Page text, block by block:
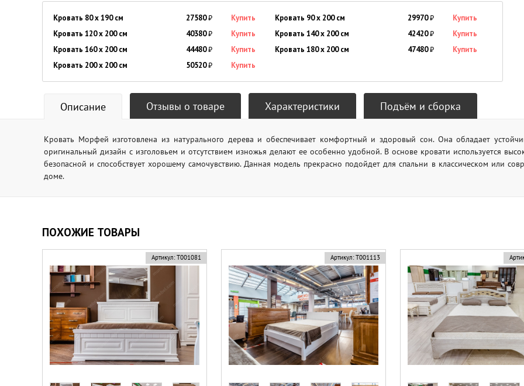
Кровать 80 x 190 см 27580₽ Купить Кровать 90 x 200 см 29970₽
Купить
Кровать 120 x 200 см
40380₽ Купить Кровать 140 x 200 см 42420₽
Купить
Кровать 160 x 200 см
44480₽ Купить Кровать 180 x 200 см 47480₽
Купить
Кровать 200 x 200 см
50520₽ Купить
Описание Отзывы о товаре Характеристики Подъём и сборка
Кровать Морфей изготовлена из натурального дерева и обеспечивает комфортный и здоровый сон. Она обладает
оригинальный дизайн с изголовьем и отсутствием изножья делают ее особенно удобной. В основе кровати используется
безопасной и способствует хорошему самочувствию. Данная модель прекрасно подойдет для спальни в классическом или
доме.
ПОХОЖИЕ ТОВАРЫ
Артикул: Т001081 Артикул: Т001113